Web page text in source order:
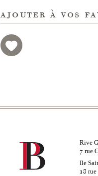
ajouter à vos
Rive
7 rue
Ile
18 rue